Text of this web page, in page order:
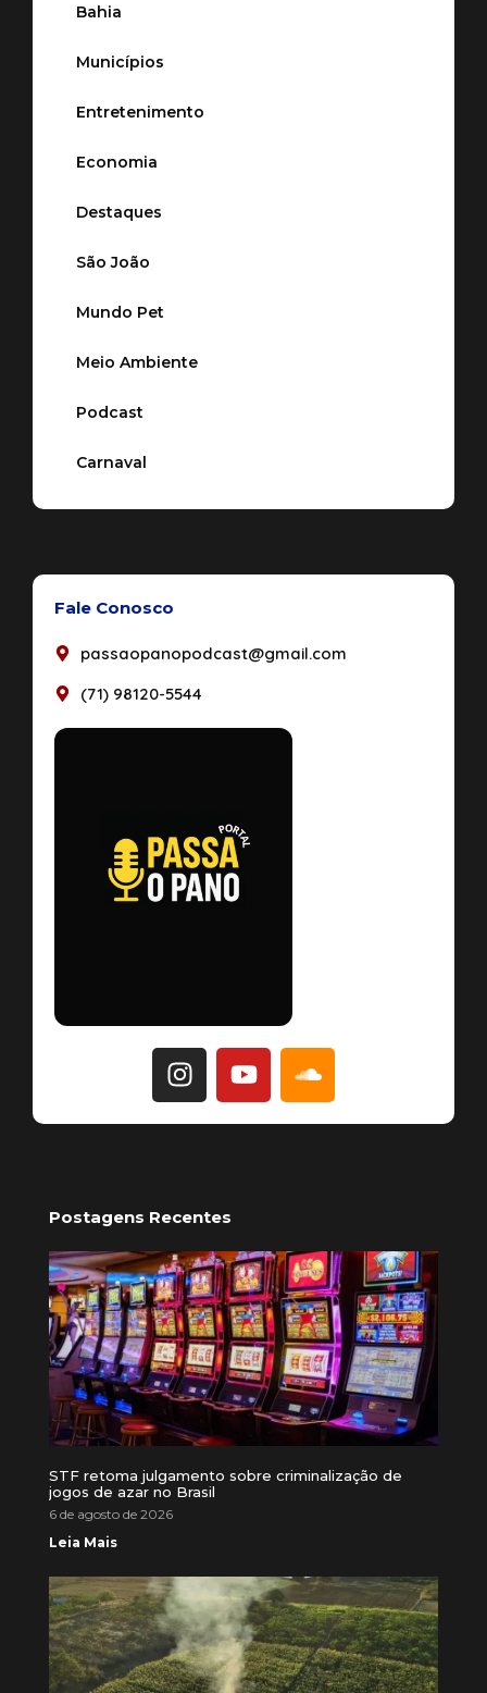
Bahia
Municípios
Entretenimento
Economia
Destaques
São João
Mundo Pet
Meio Ambiente
Podcast
Carnaval
Fale Conosco
passaopanopodcast@gmail.com
(71) 98120-5544
Postagens Recentes
STF retoma julgamento sobre criminalização de
jogos de azar no Brasil
6 de agosto de 2026
Leia Mais